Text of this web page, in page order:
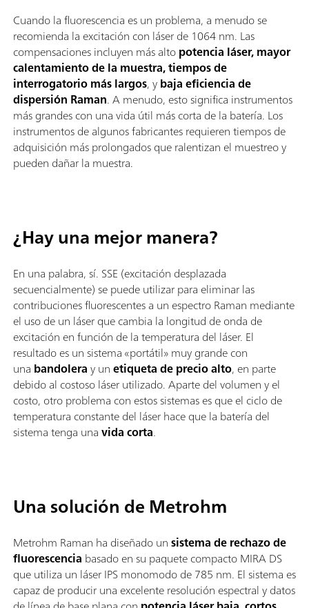
Cuando la fluorescencia es un problema, a menudo se
recomienda la excitación con láser de 1064 nm. Las
compensaciones incluyen más altopotencia láser, mayor
calentamiento de la muestra, tiempos de
interrogatorio más largos, ybaja eficiencia de
dispersión Raman. A menudo, esto significa instrumentos
más grandes con una vida útil más corta de la batería. Los
instrumentos de algunos fabricantes requieren tiempos de
adquisición más prolongados que ralentizan el muestreo y
pueden dañar la muestra.
¿Hay una mejor manera?
En una palabra, sí. SSE (excitación desplazada
secuencialmente) se puede utilizar para eliminar las
contribuciones fluorescentes a un espectro Raman mediante
el uso de un láser que cambia la longitud de onda de
excitación en función de la temperatura del láser. El
resultado es un sistema «portátil» muy grande con
una bandoleray unetiqueta de precio alto, en parte
debido al costoso láser utilizado. Aparte del volumen y el
costo, otro problema con estos sistemas es que el ciclo de
temperatura constante del láser hace que la batería del
sistema tenga unavida corta.
Una solución de Metrohm
Metrohm Raman ha diseñado unsistema de rechazo de
fluorescencia basado en su paquete compacto MIRA DS
que utiliza un láser IPS monomodo de 785 nm. El sistema es
capaz de producir una excelente resolución espectral y datos